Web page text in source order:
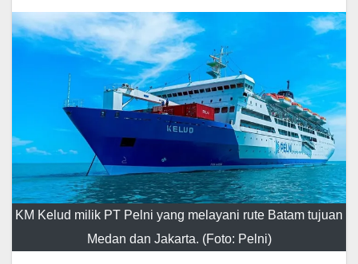
KM Kelud milik PT Pelni yang melayani rute Batam tujuan
Medan dan Jakarta. (Foto: Pelni)